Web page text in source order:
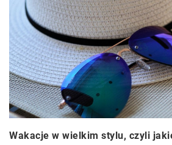
Wakacje w wielkim stylu, czyli